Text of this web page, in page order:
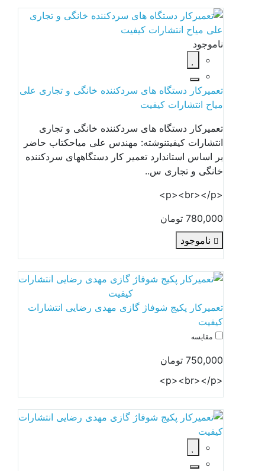
ناموجود
تعمیرکار دستگاه های سردکننده خانگی و تجاری علی
میاح انتشارات کیفیت
تعمیرکار دستگاه های سردکننده خانگی و تجاری
انتشارات کیفیتنوشته: مهندس علی میاحکتاب حاضر
بر اساس استاندارد تعمیر کار دستگاههای سردکننده
خانگی و تجاری س..
780,000 تومان
ناموجود
تعمیرکار پکیج شوفاژ گازی مهدی رضایی انتشارات
کیفیت
مقایسه
750,000 تومان